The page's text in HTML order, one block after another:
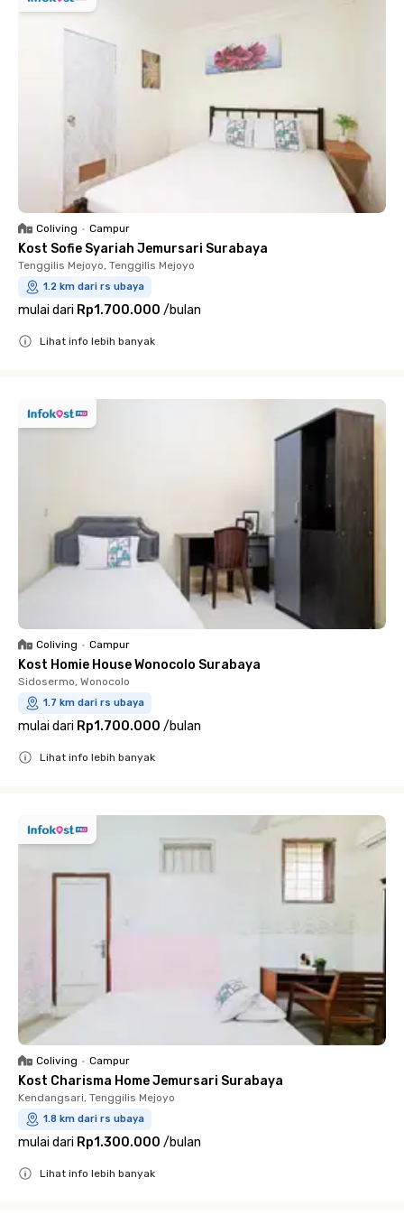
Coliving • Campur
Kost Sofie Syariah Jemursari Surabaya
Tenggilis Mejoyo, Tenggilis Mejoyo
1.2 km dari rs ubaya
mulai dari Rp1.700.000 /bulan
Lihat info lebih banyak
Coliving • Campur
Kost Homie House Wonocolo Surabaya
Sidosermo, Wonocolo
1.7 km dari rs ubaya
mulai dari Rp1.700.000 /bulan
Lihat info lebih banyak
Coliving • Campur
Kost Charisma Home Jemursari Surabaya
Kendangsari, Tenggilis Mejoyo
1.8 km dari rs ubaya
mulai dari Rp1.300.000 /bulan
Lihat info lebih banyak